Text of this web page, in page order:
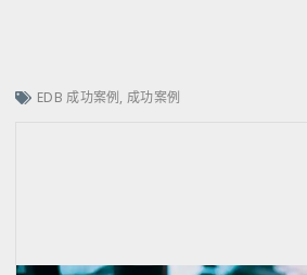
EDB 成功案例, 成功案例